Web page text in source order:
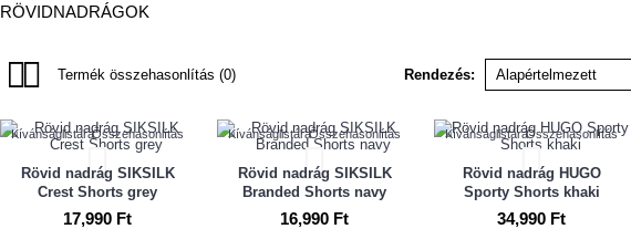
RÖVIDNADRÁGOK
Termék összehasonlítás (0) Rendezés:
KívánságlistáraÖsszehasonlítás
Rövid nadrág SIKSILK
Crest Shorts grey
17,990 Ft
KívánságlistáraÖsszehasonlítás
Rövid nadrág SIKSILK
Branded Shorts navy
16,990 Ft
KívánságlistáraÖsszehasonlítás
Rövid nadrág HUGO
Sporty Shorts khaki
34,990 Ft